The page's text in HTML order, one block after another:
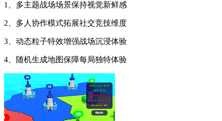
1、多主题战场场景保持视觉新鲜感
2、多人协作模式拓展社交竞技维度
3、动态粒子特效增强战场沉浸体验
4、随机生成地图保障每局独特体验